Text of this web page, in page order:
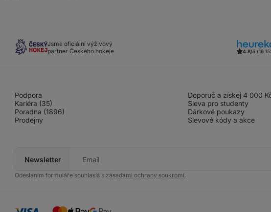
Jsme oficiální výživový
partner Českého hokeje
4.8/5 (16
Podpora
Kariéra (35)
Poradna (1896)
Prodejny
Doporuč a získej 4 000
Sleva pro studenty
Dárkové poukazy
Slevové kódy a akce
Newsletter
mail
Odesláním formuláře souhlasíš s zásadami ochrany soukromí.